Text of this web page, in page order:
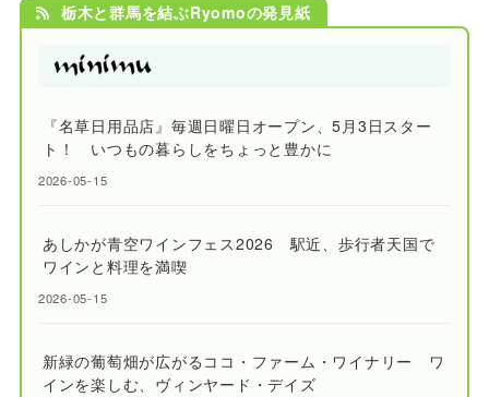
栃木と群馬を結ぶRyomoの発見紙
『名草日用品店』毎週日曜日オープン、5月3日スター
ト！ いつもの暮らしをちょっと豊かに
2026-05-15
あしかが青空ワインフェス2026 駅近、歩行者天国で
ワインと料理を満喫
2026-05-15
新緑の葡萄畑が広がるココ・ファーム・ワイナリー ワ
インを楽しむ、ヴィンヤード・デイズ